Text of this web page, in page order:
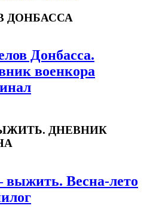
ДОНБАССА
Донбасса.
военкора
ДНЕВНИК
выжить. Весна-лето